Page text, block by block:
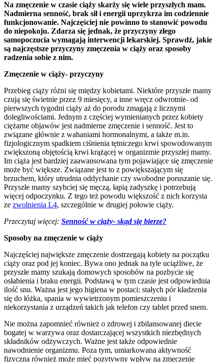
Na zmęczenie w czasie ciąży skarży się wiele przyszłych mam.
Nadmierna senność, brak sił i energii uprzykrza im codziennie
funkcjonowanie. Najczęściej nie powinno to stanowić powodu
do niepokoju. Zdarza się jednak, że przyczyny złego
samopoczucia wymagają interwencji lekarskiej. Sprawdź, jakie
są najczęstsze przyczyny zmęczenia w ciąży oraz sposoby
radzenia sobie z nim.
Zmęczenie w ciąży- przyczyny
Przebieg ciąży różni się między kobietami. Niektóre przyszłe mamy
czują się świetnie przez 9 miesięcy, a inne wręcz odwrotnie- od
pierwszych tygodni ciąży aż do porodu zmagają z licznymi
dolegliwościami. Jednym z częściej wymienianych przez kobiety
ciężarne objawów jest nadmierne zmęczenie i senność. Jest to
związane głównie z wahaniami hormonalnymi, a także m.in.
fizjologicznym spadkiem ciśnienia tętniczego krwi spowodowanym
zwiększoną objętością krwi krążącej w organizmie przyszłej mamy.
Im ciąża jest bardziej zaawansowana tym pojawiające się zmęczenie
może być większe. Związane jest to z powiększającym się
brzuchem, który utrudnia oddychanie czy swobodne poruszanie się.
Przyszłe mamy szybciej się męczą, łapią zadyszkę i potrzebują
więcej odpoczynku. Z tego też powodu większość z nich korzysta
ze zwolnienia L4, szczególnie w drugiej połowie ciąży.
Przeczytaj więcej: Senność w ciąży- skąd się bierze?
Sposoby na zmęczenie w ciąży
Najczęściej największe zmęczenie dostrzegają kobiety na początku
ciąży oraz pod jej koniec. Bywa ono jednak na tyle uciążliwe, że
przyszłe mamy szukają domowych sposobów na pozbycie się
osłabienia i braku energii. Podstawą w tym czasie jest odpowiednia
ilość snu. Ważna jest jego higiena w postaci: stałych pór kładzenia
się do łóżka, spania w wywietrzonym pomieszczeniu i
niekorzystania z urządzeń takich jak telefon czy tablet przed snem.
Nie można zapomnieć również o zdrowej i zbilansowanej diecie
bogatej w warzywa oraz dostarczającej wszystkich niezbędnych
składników odżywczych. Ważne jest także odpowiednie
nawodnienie organizmu. Poza tym, umiarkowana aktywność
fizyczna również może mieć pozytywny wpływ na zmęczenie